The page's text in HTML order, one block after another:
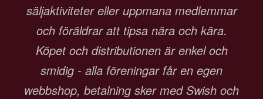
säljaktiviteter eller uppmana medlemmar
och föräldrar att tipsa nära och kära.
Köpet och distributionen är enkel och
smidig - alla föreningar får en egen
webbshop, betalning sker med Swish och